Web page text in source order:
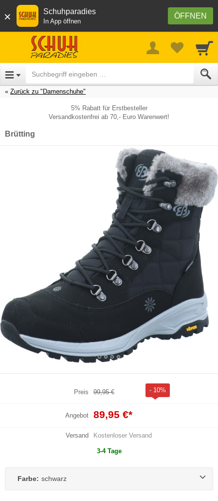
× ÖFFNEN
Schuhparadies
In App öffnen
Zurück zu "Damenschuhe"
5% Rabatt für Erstbesteller
Versandkostenfrei ab 70,- Euro Warenwert!
Brütting
Preis 99,95 € - 10%
Angebot 89,95 €*
Versand Kostenloser Versand
3-4 Tage
Farbe: schwarz